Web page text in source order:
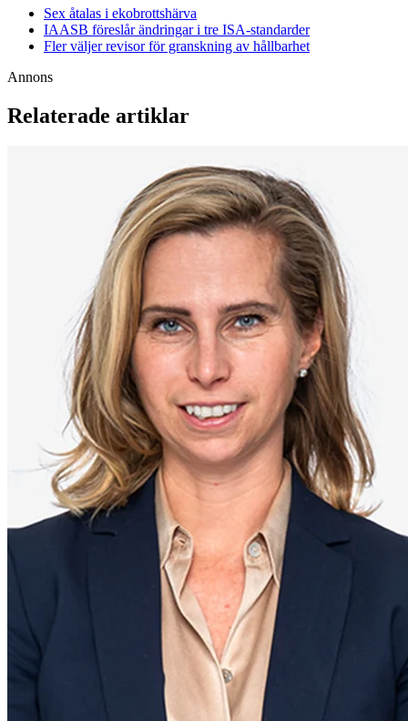
Sex åtalas i ekobrottshärva
IAASB föreslår ändringar i tre ISA-standarder
Fler väljer revisor för granskning av hållbarhet
Annons
Relaterade artiklar